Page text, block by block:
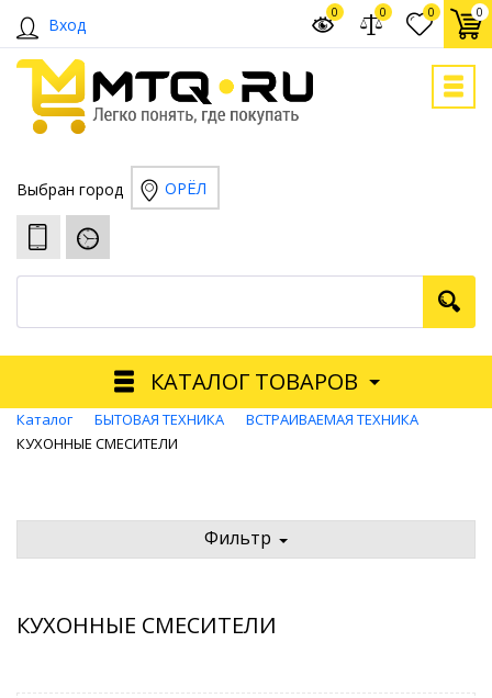
Вход
0 0
0 0
Выбран город ОРЁЛ
КАТАЛОГ ТОВАРОВ
Каталог БЫТОВАЯ ТЕХНИКА
ВСТРАИВАЕМАЯ ТЕХНИКА
КУХОННЫЕ СМЕСИТЕЛИ
Фильтр
КУХОННЫЕ СМЕСИТЕЛИ